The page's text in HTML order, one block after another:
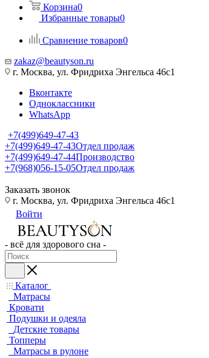
Корзина0
Избранные товары0
Сравнение товаров0
zakaz@beautyson.ru
г. Москва, ул. Фридриха Энгельса 46с1
Вконтакте
Одноклассники
WhatsApp
+7(499)649-47-43
+7(499)649-47-43Отдел продаж
+7(499)649-47-44Производство
+7(968)056-15-05Отдел продаж
Заказать звонок
г. Москва, ул. Фридриха Энгельса 46с1
Войти
- всё для здорового сна -
Каталог
Матрасы
Кровати
Подушки и одеяла
Детские товары
Топперы
Матрасы в рулоне